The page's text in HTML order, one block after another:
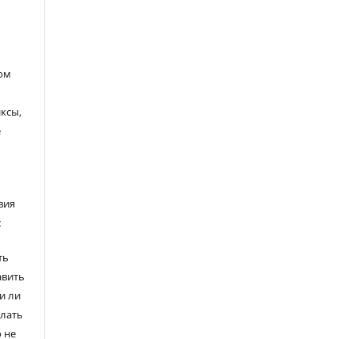
ли
не